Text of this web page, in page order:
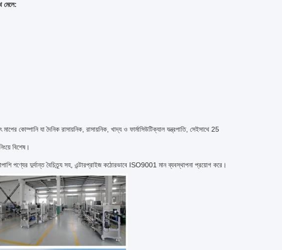
মেলে:
যা দৈনিক রাসায়নিক, রাসায়নিক, খাদ্য ও ফার্মাসিউটিক্যাল যন্ত্রপাতি, সেইসাথে 25
বিশেষ।
পণ্যের দুর্দান্ত বৈচিত্র্য সহ, এন্টারপ্রাইজ কঠোরভাবে ISO9001 মান ব্যবস্থাপনা প্রয়োগ করে।